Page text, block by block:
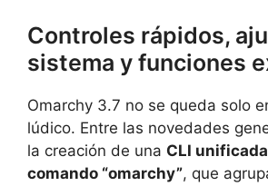
Controles rápidos,
sistema y funciones
Omarchy 3.7 no se queda solo
lúdico. Entre las novedades
la creación de una CLI
comando “omarchy”, que